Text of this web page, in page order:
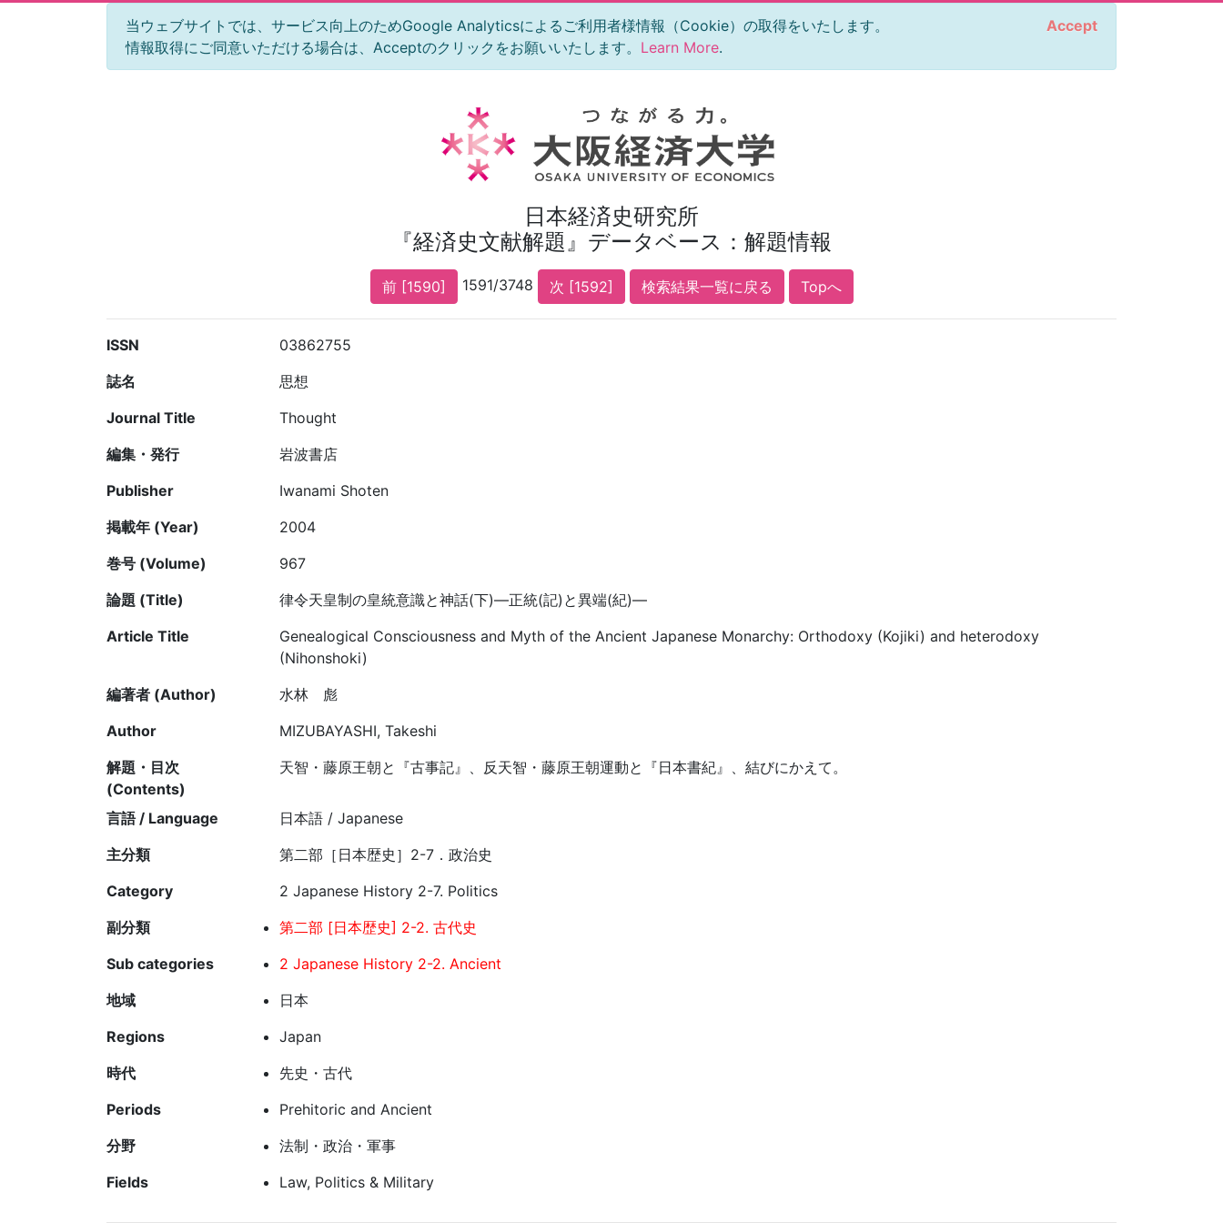
当ウェブサイトでは、サービス向上のためGoogle Analyticsによるご利用者様情報（Cookie）の取得をいたします。
情報取得にご同意いただける場合は、Acceptのクリックをお願いいたします。 Learn More.
Accept
日本経済史研究所
『経済史文献解題』データベース：解題情報
前 [1590] 1591/3748 次 [1592] 検索結果一覧に戻る Topへ
ISSN
03862755
誌名
思想
Journal Title
Thought
編集・発行
岩波書店
Publisher
Iwanami Shoten
掲載年 (Year)
2004
巻号 (Volume)
967
論題 (Title)
律令天皇制の皇統意識と神話(下)—正統(記)と異端(紀)—
Article Title
Genealogical Consciousness and Myth of the Ancient Japanese Monarchy: Orthodoxy (Kojiki) and heterodoxy
(Nihonshoki)
編著者 (Author)
水林 彪
Author
MIZUBAYASHI, Takeshi
解題・目次
(Contents)
天智・藤原王朝と『古事記』、反天智・藤原王朝運動と『日本書紀』、結びにかえて。
言語 / Language
日本語 / Japanese
主分類
第二部［日本歴史］2-7．政治史
Category
2 Japanese History 2-7. Politics
副分類
第二部 [日本歴史] 2-2. 古代史
Sub categories
2 Japanese History 2-2. Ancient
地域
日本
Regions
Japan
時代
先史・古代
Periods
Prehitoric and Ancient
分野
法制・政治・軍事
Fields
Law, Politics & Military